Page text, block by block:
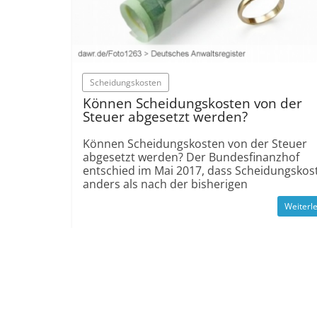
Scheidungs­kosten
Können Scheidungs­kosten von der
Steuer abgesetzt werden?
Können Scheidungs­kosten von der Steuer
abgesetzt werden? Der Bundes­finanz­hof
entschied im Mai 2017, dass
anders als nach der bisherigen